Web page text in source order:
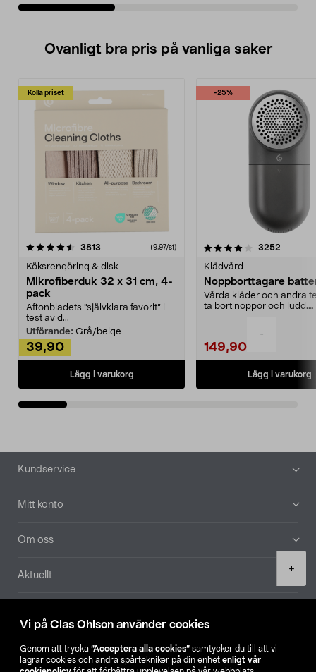
Vi på Clas Ohlson använder cookies
Genom att trycka ”Acceptera alla cookies” samtycker du till att vi
lagrar cookies och andra spårtekniker på din enhet enligt vår
-
+
Ovanligt bra pris på vanliga saker
Kolla priset
3813 (9,97/st)
Köksrengöring & disk
Mikrofiberduk 32 x 31 cm, 4-
pack
Aftonbladets "självklara favorit” i
test av d...
Utförande: Grå/beige
39,90
Lägg i varukorg
-25%
4.0av 5 stjärnor 3252
Klädvård
Noppborttagare
Vårda kläder och andra
ta bort noppor och ludd.
149,90
Lägg i varukorg
4.5av 5 stjärnor
Sidfot
Kundservice
Mitt konto
Om oss
Aktuellt
Hitta butik